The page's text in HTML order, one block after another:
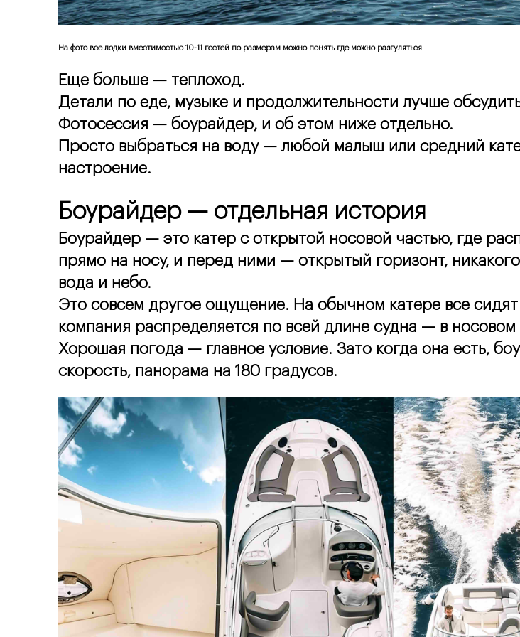
На фото все лодки вместимостью 10-11 гостей по размерам можно понять где можно разгуляться
Еще больше — теплоход.
Детали по еде, музыке и продолжительности лучше
Фотосессия — боурайдер, и об этом ниже отдельно.
Просто выбраться на воду — любой малыш или средний
настроение.
Боурайдер — отдельная история
Боурайдер — это катер с открытой носовой частью, где
прямо на носу, и перед ними — открытый горизонт,
вода и небо.
Это совсем другое ощущение. На обычном катере все
компания распределяется по всей длине судна — в
Хорошая погода — главное условие. Зато когда она есть,
скорость, панорама на 180 градусов.
Реклама
компонент рекламных баннеров
ВЫБРАТЬ